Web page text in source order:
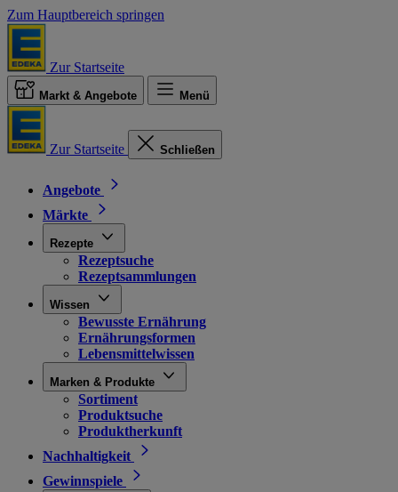
Zum Hauptbereich springen
Zur Startseite
Markt & Angebote Menü
Zur Startseite Schließen
Angebote
Märkte
Rezepte
Rezeptsuche
Rezeptsammlungen
Wissen
Bewusste Ernährung
Ernährungsformen
Lebensmittelwissen
Marken & Produkte
Sortiment
Produktsuche
Produktherkunft
Nachhaltigkeit
Gewinnspiele